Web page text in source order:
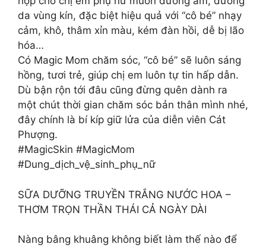
da vùng kín, đặc biệt hiệu quả với “cô bé” nhạy
cảm, khô, thâm xỉn màu, kém đàn hồi, dễ bị lão
hóa…
Có Magic Mom chăm sóc, “cô bé” sẽ luôn sáng
hồng, tươi trẻ, giúp chị em luôn tự tin hấp dẫn.
Dù bận rộn tới đâu cũng đừng quên dành ra
một chút thời gian chăm sóc bản thân mình nhé,
đây chính là bí kíp giữ lửa của diễn viên Cát
Phượng.
#MagicSkin #MagicMom
#Dung_dịch_vệ_sinh_phụ_nữ
SỮA DƯỠNG TRUYỀN TRẮNG NƯỚC HOA –
THƠM TRỌN THẦN THÁI CẢ NGÀY DÀI​
Nàng bâng khuâng không biết làm thế nào để